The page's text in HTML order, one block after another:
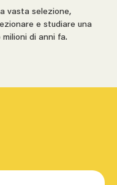
vasta selezione,
e studiare una
di anni fa.